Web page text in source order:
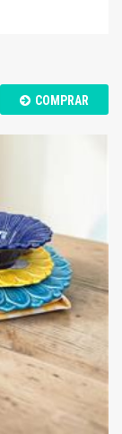
COMPRAR